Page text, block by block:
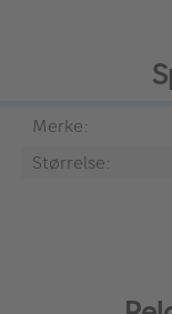
Merke:
Størrelse: